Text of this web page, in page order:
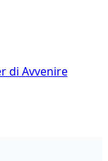
di Avvenire